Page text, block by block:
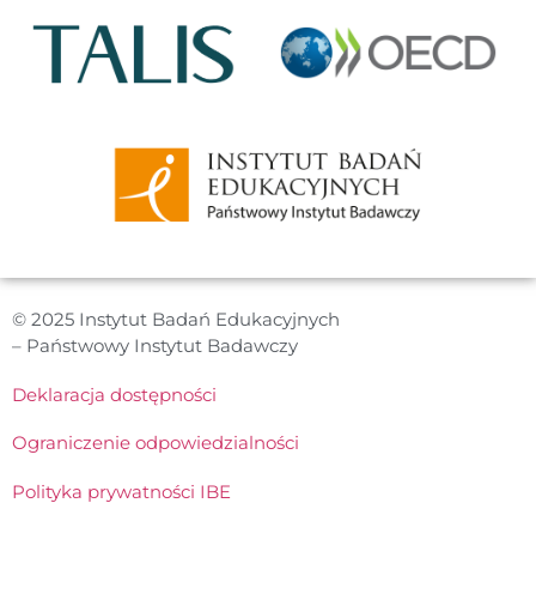
© 2025 Instytut Badań Edukacyjnych
– Państwowy Instytut Badawczy
Deklaracja dostępności
Ograniczenie odpowiedzialności
Polityka prywatności IBE